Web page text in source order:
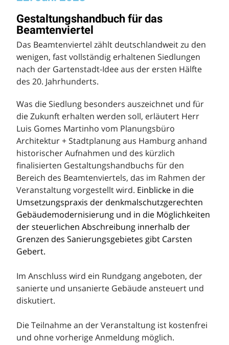
Gestaltungshandbuch für das
Beamtenviertel
Das Beamtenviertel zählt deutschlandweit zu den
wenigen, fast vollständig erhaltenen Siedlungen
nach der Gartenstadt-Idee aus der ersten Hälfte
des 20. Jahrhunderts.
Was die Siedlung besonders auszeichnet und für
die Zukunft erhalten werden soll, erläutert Herr
Luis Gomes Martinho vom Planungsbüro
Architektur + Stadtplanung aus Hamburg anhand
historischer Aufnahmen und des kürzlich
finalisierten Gestaltungshandbuchs für den
Bereich des Beamtenviertels, das im Rahmen der
Veranstaltung vorgestellt wird. Einblicke in die
Umsetzungspraxis der denkmalschutzgerechten
Gebäudemodernisierung und in die Möglichkeiten
der steuerlichen Abschreibung innerhalb der
Grenzen des Sanierungsgebietes gibt Carsten
Gebert.
Im Anschluss wird ein Rundgang angeboten, der
sanierte und unsanierte Gebäude ansteuert und
diskutiert.
Die Teilnahme an der Veranstaltung ist kostenfrei
und ohne vorherige Anmeldung möglich.